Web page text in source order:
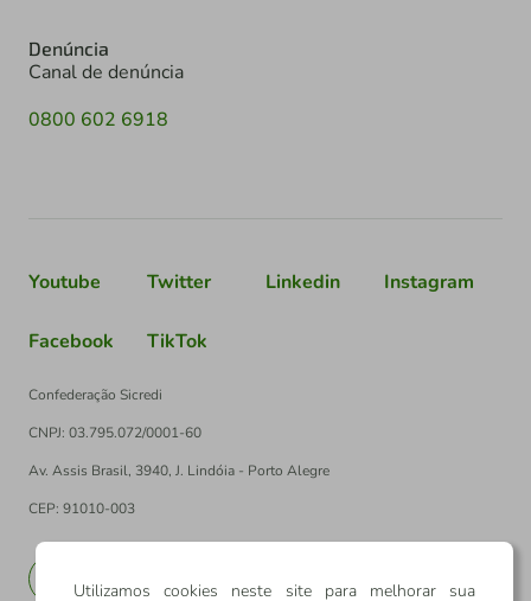
Denúncia
Canal de denúncia
0800 602 6918
Youtube Twitter Linkedin Instagram
Facebook TikTok
Confederação Sicredi
CNPJ: 03.795.072/0001-60
Av. Assis Brasil, 3940, J. Lindóia - Porto Alegre
CEP: 91010-003
Utilizamos cookies neste site para melhorar sua